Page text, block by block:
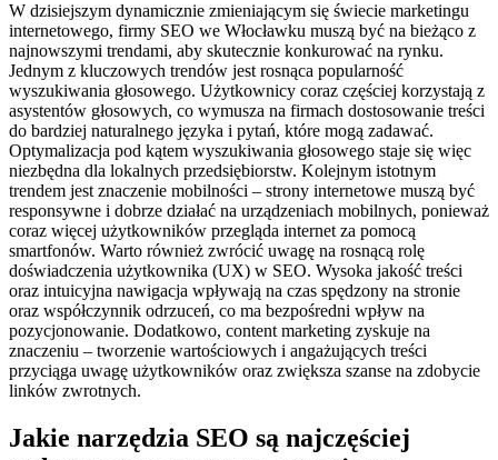
W dzisiejszym dynamicznie zmieniającym się świecie marketingu
internetowego, firmy SEO we Włocławku muszą być na bieżąco z
najnowszymi trendami, aby skutecznie konkurować na rynku.
Jednym z kluczowych trendów jest rosnąca popularność
wyszukiwania głosowego. Użytkownicy coraz częściej korzystają z
asystentów głosowych, co wymusza na firmach dostosowanie treści
do bardziej naturalnego języka i pytań, które mogą zadawać.
Optymalizacja pod kątem wyszukiwania głosowego staje się więc
niezbędna dla lokalnych przedsiębiorstw. Kolejnym istotnym
trendem jest znaczenie mobilności – strony internetowe muszą być
responsywne i dobrze działać na urządzeniach mobilnych, ponieważ
coraz więcej użytkowników przegląda internet za pomocą
smartfonów. Warto również zwrócić uwagę na rosnącą rolę
doświadczenia użytkownika (UX) w SEO. Wysoka jakość treści
oraz intuicyjna nawigacja wpływają na czas spędzony na stronie
oraz współczynnik odrzuceń, co ma bezpośredni wpływ na
pozycjonowanie. Dodatkowo, content marketing zyskuje na
znaczeniu – tworzenie wartościowych i angażujących treści
przyciąga uwagę użytkowników oraz zwiększa szanse na zdobycie
linków zwrotnych.
Jakie narzędzia SEO są najczęściej